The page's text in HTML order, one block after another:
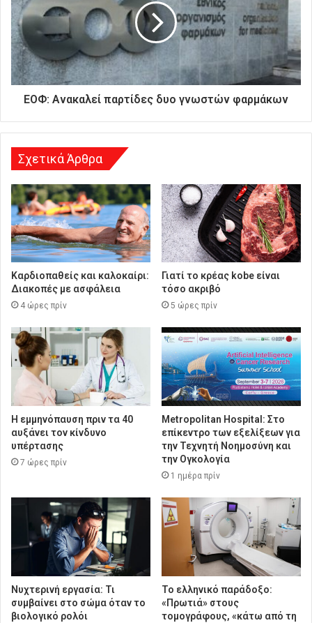
ή
α
ς
δ
θ
σ
η
ΕΟΦ: Aνακαλεί παρτίδες δυο γνωστών φαρμάκων
Σχετικά Άρθρα
Καρδιοπαθείς και καλοκαίρι:
Διακοπές με ασφάλεια
4 ώρες πρίν
Γιατί το κρέας kobe είναι
τόσο ακριβό
5 ώρες πρίν
Η εμμηνόπαυση πριν τα 40
αυξάνει τον κίνδυνο
υπέρτασης
7 ώρες πρίν
Metropolitan Hospital: Στο
επίκεντρο των εξελίξεων για
την Τεχνητή Νοημοσύνη και
την Ογκολογία
1 ημέρα πρίν
Νυχτερινή εργασία: Τι
συμβαίνει στο σώμα όταν το
βιολογικό ρολόι
Το ελληνικό παράδοξο:
«Πρωτιά» στους
τομογράφους, «κάτω από τη